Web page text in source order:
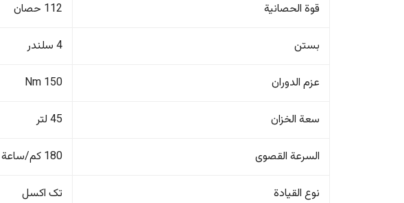
قوة الحصانية 112 حصان
بستن 4 سلندر
عزم الدوران 150 Nm
سعة الخزان 45 لتر
السرعة القصوى 180 كم/ساعة
نوع القيادة تک اکسل